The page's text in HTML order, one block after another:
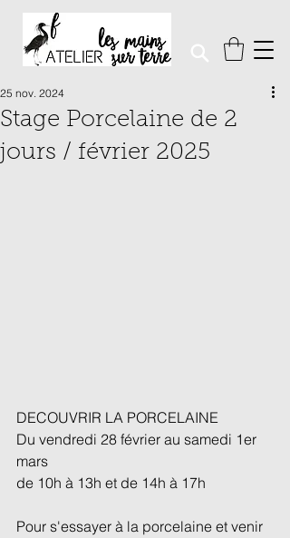
Stage Porcelaine de 2
jours / février 2025
25 nov. 2024
DECOUVRIR LA PORCELAINE
Du vendredi 28 février au samedi 1er
mars
de 10h à 13h et de 14h à 17h
Pour s'essayer à la porcelaine et venir